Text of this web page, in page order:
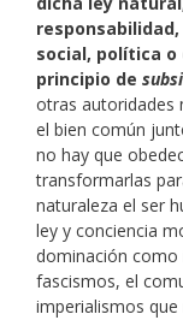
social, política
principio de
otras autoridades
el bien común
no hay que
transformarlas
naturaleza el ser
ley y conciencia
dominación
fascismos, el
imperialismos